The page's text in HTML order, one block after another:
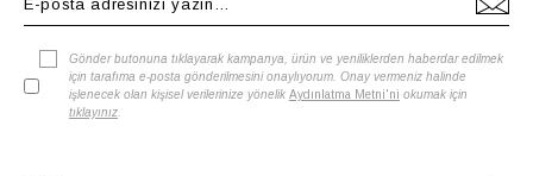
Gönder butonuna tıklayarak kampanya, ürün ve yeniliklerden haberdar edilmek
için tarafıma e-posta gönderilmesini onaylıyorum. Onay vermeniz halinde
işlenecek olan kişisel verilerinize yönelik Aydınlatma Metni'ni okumak için
tıklayınız